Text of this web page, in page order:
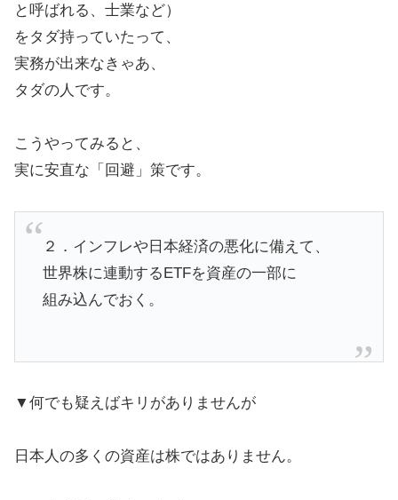
と呼ばれる、士業など）
をタダ持っていたって、
実務が出来なきゃあ、
タダの人です。
こうやってみると、
実に安直な「回避」策です。
２．インフレや日本経済の悪化に備えて、
世界株に連動するETFを資産の一部に
組み込んでおく。
▼何でも疑えばキリがありませんが
日本人の多くの資産は株ではありません。